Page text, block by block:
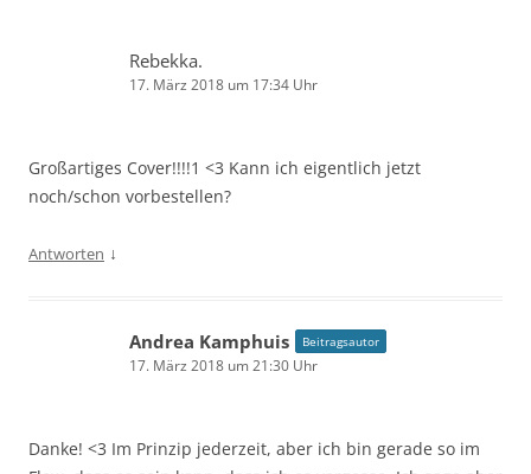
Rebekka.
17. März 2018 um 17:34 Uhr
Großartiges Cover!!!!1 <3 Kann ich eigentlich jetzt
noch/schon vorbestellen?
Antworten ↓
Andrea Kamphuis Beitragsautor
17. März 2018 um 21:30 Uhr
Danke! <3 Im Prinzip jederzeit, aber ich bin gerade so im